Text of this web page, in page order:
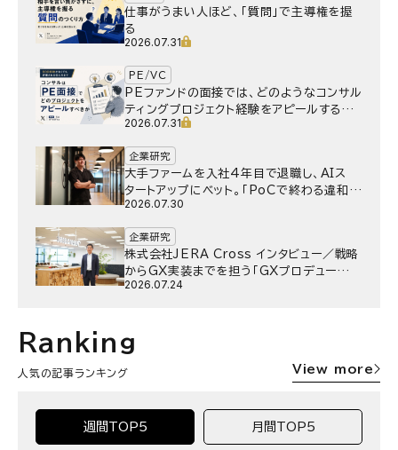
仕事がうまい人ほど、「質問」で主導権を握
る
2026.07.31
PE/VC
PEファンドの面接では、どのようなコンサル
ティングプロジェクト経験をアピールするべ
きか
2026.07.31
企業研究
大手ファームを入社4年目で退職し、AIス
タートアップにベット。｢PoCで終わる違和
感｣はどうなったのか／Gen-AX株式会社
2026.07.30
企業研究
株式会社JERA Cross インタビュー／戦略
からGX実装までを担う「GXプロデュー
サー」というキャリア
2026.07.24
Ranking
人気の記事ランキング View more
週間TOP5 月間TOP5